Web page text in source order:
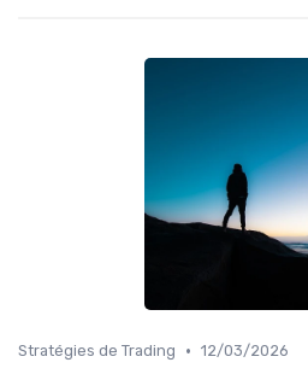
Stratégies de Trading • 12/03/2026